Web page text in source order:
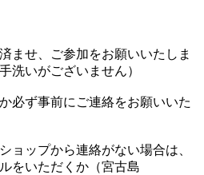
ませ、ご参加をお願いいたしま
洗いがございません）
必ず事前にご連絡をお願いいた
ョップから連絡がない場合は、
をいただくか（宮古島